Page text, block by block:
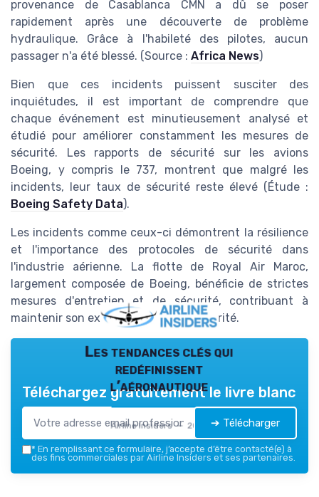
provenance de Casablanca CMN a dû se poser
rapidement après une découverte de problème
hydraulique. Grâce à l'habileté des pilotes, aucun
passager n'a été blessé. (Source : Africa News)
Bien que ces incidents puissent susciter des
inquiétudes, il est important de comprendre que
chaque événement est minutieusement analysé et
étudié pour améliorer constamment les mesures de
sécurité. Les rapports de sécurité sur les avions
Boeing, y compris le 737, montrent que malgré les
incidents, leur taux de sécurité reste élevé (Étude :
Boeing Safety Data).
Les incidents comme ceux-ci démontrent la résilience
et l'importance des protocoles de sécurité dans
l'industrie aérienne. La flotte de Royal Air Maroc,
largement composée de Boeing, bénéficie de strictes
mesures d'entretien et de sécurité, contribuant à
maintenir son excellente fiche de sécurité.
Les tendances clés qui
redéfinissent
l’aéronautique
Airline Insiders — 2026
Téléchargez gratuitement le livre blanc
➔ Télécharger
* En remplissant ce formulaire, j’accepte d’être contacté(e) à
des fins commerciales par Airline Insiders et ses partenaires.